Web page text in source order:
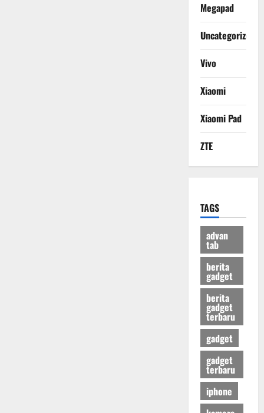
Megapad
Uncategorized
Vivo
Xiaomi
Xiaomi Pad
ZTE
TAGS
advan
tab
berita
gadget
berita
gadget
terbaru
gadget
gadget
terbaru
iphone